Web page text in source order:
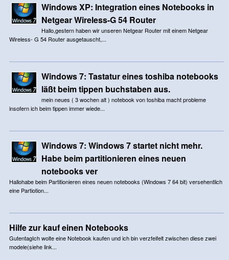
Windows XP: Integration eines Notebooks in
Netgear Wireless-G 54 Router
Hallo,gestern haben wir unseren Netgear Router mit einem Netgear
Wireless- G 54 Router ausgetauscht,...
Windows 7: Tastatur eines toshiba notebooks
läßt beim tippen buchstaben aus.
mein neues ( 3 wochen alt ) notebook von toshiba macht probleme
insofern ich beim tippen immer wiede...
Windows 7: Windows 7 startet nicht mehr.
Habe beim partitionieren eines neuen
notebooks ver
Hallohabe beim Partitionieren eines neuen notebooks (Windows 7 64 bit) versehentlich
eine Partiotion...
Hilfe zur kauf einen Notebooks
GutentagIch wolte eine Notebook kaufen und ich bin verzfeifelt zwischen diese zwei
modele(siehe link...